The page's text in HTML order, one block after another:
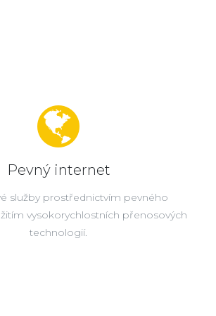
Pevný internet
služby prostřednictvím pevného
vysokorychlostních přenosových
technologií.